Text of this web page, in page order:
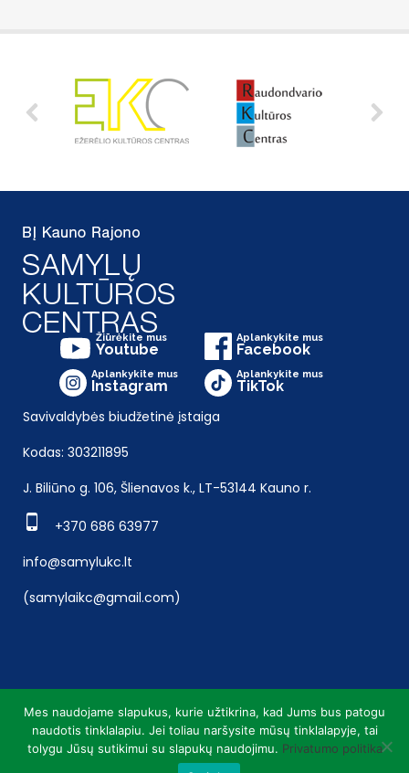
Žiūrėkite mus
Youtube
Aplankykite mus
Facebook
Aplankykite mus
Instagram
Aplankykite mus
TikTok
Savivaldybės biudžetinė įstaiga
Kodas: 303211895
J. Biliūno g. 106, Šlienavos k., LT-53144 Kauno r.
+370 686 63977
info@samylukc.lt
(samylaikc@gmail.com)
Mes naudojame slapukus, kurie užtikrina, kad Jums bus patogu
naudotis tinklalapiu. Jei toliau naršysite mūsų tinklalapyje, tai
tolygu Jūsų sutikimui su slapukų naudojimu. Privatumo politika